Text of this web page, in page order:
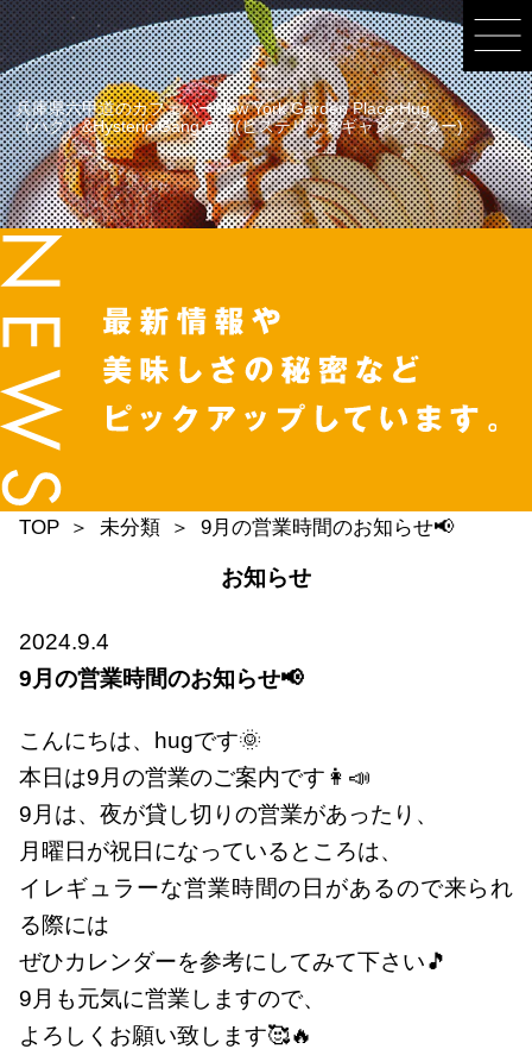
兵庫県六甲道のカフェバーNew York Garden Place Hug
（ハグ）&Hysteric Gang Star(ヒステリックギャングスター)
TOP 未分類 9月の営業時間のお知らせ📢
お知らせ
2024.9.4
9月の営業時間のお知らせ📢
こんにちは、hugです🌞
本日は9月の営業のご案内です👩📣
9月は、夜が貸し切りの営業があったり、
月曜日が祝日になっているところは、
イレギュラーな営業時間の日があるので来られ
る際には
ぜひカレンダーを参考にしてみて下さい🎵
9月も元気に営業しますので、
よろしくお願い致します🥰🔥